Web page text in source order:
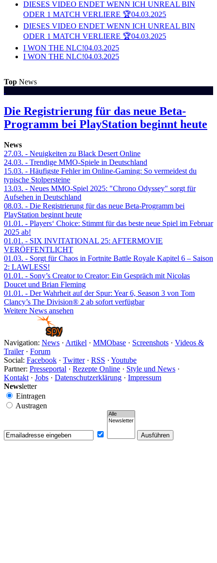
DIESES VIDEO ENDET WENN ICH UNREAL BIN
ODER 1 MATCH VERLIERE 🏆04.03.2025
DIESES VIDEO ENDET WENN ICH UNREAL BIN
ODER 1 MATCH VERLIERE 🏆04.03.2025
I WON THE NLC!04.03.2025
I WON THE NLC!04.03.2025
Top News
Die Registrierung für das neue Beta-
Programm bei PlayStation beginnt heute
News
27.03. - Neuigkeiten zu Black Desert Online
24.03. - Trendige MMO-Spiele in Deutschland
15.03. - Häufigste Fehler im Online-Gaming: So vermeidest du
typische Stolpersteine
13.03. - Neues MMO-Spiel 2025: "Chrono Odyssey" sorgt für
Aufsehen in Deutschland
08.03. - Die Registrierung für das neue Beta-Programm bei
PlayStation beginnt heute
01.01. - Players‘ Choice: Stimmt für das beste neue Spiel im Februar
2025 ab!
01.01. - SIX INVITATIONAL 25: AFTERMOVIE
VERÖFFENTLICHT
01.03. - Sorgt für Chaos in Fortnite Battle Royale Kapitel 6 – Saison
2: LAWLESS!
01.01. - Sony’s Creator to Creator: Ein Gespräch mit Nicolas
Doucet und Brian Fleming
01.01. - Der Wahrheit auf der Spur: Year 6, Season 3 von Tom
Clancy’s The Division® 2 ab sofort verfügbar
Weitere News ansehen
Navigation: News · Artikel · MMObase · Screenshots · Videos &
Trailer· Forum
Social: Facebook · Twitter· RSS · Youtube
Partner: Presseportal · Rezepte Online · Style und News ·
Kontakt · Jobs · Datenschutzerklärung · Impressum
Newsletter
Eintragen
Austragen